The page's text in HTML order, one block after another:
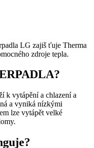
LG zajiš ťuje Therma
zdroje tepla.
k vytápění a chlazení a
a vyniká nízkými
lze vytápět velké